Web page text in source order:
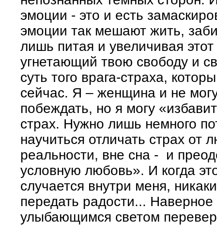
эмоции - это и есть
эмоции так мешают жить,
лишь питая и увеличивая
угнетающий твою свободу и
суть того врага-страха,
сейчас. Я – женщина и не
побеждать, но я могу
страх. Нужно лишь немного
научиться отличать страх
реальности, вне сна - и
условную любовь». И когда
случается внутри меня,
передать радости...
улыбающимся светом